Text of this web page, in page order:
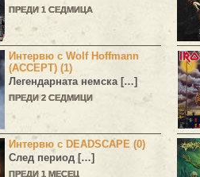
ПРЕДИ 1 СЕДМИЦА
Интервю с Wolf Hoffmann
(ACCEPT) (1)
Легендарната немска […]
ПРЕДИ 2 СЕДМИЦИ
Интервю с DEADSCAPE (0)
След период […]
ПРЕДИ 1 МЕСЕЦ